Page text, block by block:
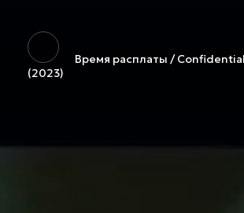
Время расплаты /
(2023)